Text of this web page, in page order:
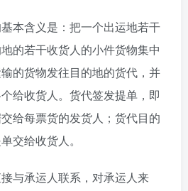
本含义是：把一个出运地若干
的若干收货人的小件货物集中
的货物发往目的地的货代，并
给收货人。货代签发提单，即
给每票货的发货人；货代目的
交给收货人。
与承运人联系，对承运人来